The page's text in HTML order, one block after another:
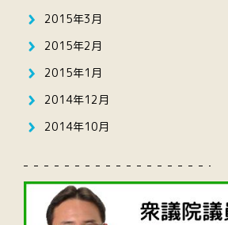
2015年3月
2015年2月
2015年1月
2014年12月
2014年10月